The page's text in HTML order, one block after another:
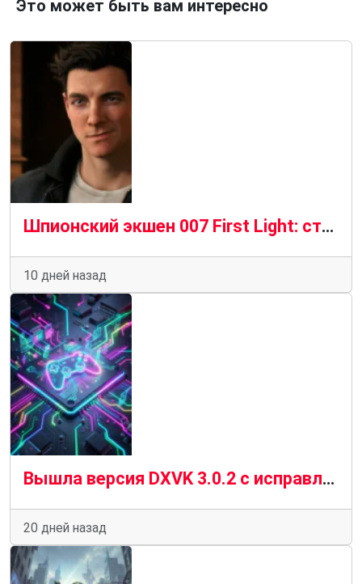
Это может быть вам интересно
Шпионский экшен 007 First Light: стоит ли брать и как не прогадать с покупцией?
10 дней назад
Вышла версия DXVK 3.0.2 с исправлениями для конкретных игр
20 дней назад